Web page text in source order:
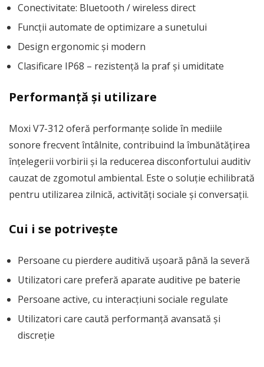
Conectivitate: Bluetooth / wireless direct
Funcții automate de optimizare a sunetului
Design ergonomic și modern
Clasificare IP68 – rezistență la praf și umiditate
Performanță și utilizare
Moxi V7-312 oferă performanțe solide în mediile
sonore frecvent întâlnite, contribuind la îmbunătățirea
înțelegerii vorbirii și la reducerea disconfortului auditiv
cauzat de zgomotul ambiental. Este o soluție echilibrată
pentru utilizarea zilnică, activități sociale și conversații.
Cui i se potrivește
Persoane cu pierdere auditivă ușoară până la severă
Utilizatori care preferă aparate auditive pe baterie
Persoane active, cu interacțiuni sociale regulate
Utilizatori care caută performanță avansată și
discreție